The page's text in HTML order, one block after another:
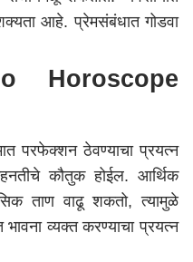
आहे. प्रेमसंबंधात गोडवा
Horoscope
परफेक्शन ठेवण्याचा प्रयत्न
कौतुक होईल. आर्थिक
ताण वाढू शकतो, त्यामुळे
व्यक्त करण्याचा प्रयत्न